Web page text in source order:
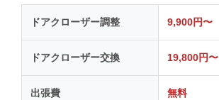
ドアクローザー調整 9,900円〜
ドアクローザー交換 19,800円〜
出張費 無料